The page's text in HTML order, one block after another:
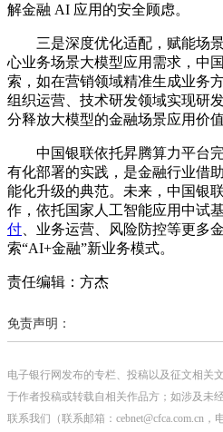
解金融 AI 应用的安全顾虑。
三是深度优化适配，赋能场
心业务场景大模型应用需求，中
索，如在营销领域精准生成业务
组织运营、技术研发领域实现研
分释放大模型的金融场景应用价值
中国银联依托昇腾算力平台
有化部署的实践，是金融行业借
能化升级的典范。未来，中国银
作，依托国家人工智能应用中试
付 、业务运营、风险防控等更多
索“AI+金融”新业务模式。
责任编辑：方杰
免责声明：
电子银行网发布的专栏、投稿以及征文相关
于作者投稿或转载自相关作品方；如涉及未
联系我们（联系邮箱：cebnet@cfca.com.cn，